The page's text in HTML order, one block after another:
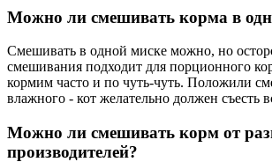
Можно ли смешивать корма в
Смешивать в одной миске можно, но
смешивания подходит для порционного
кормим часто и по чуть-чуть. Положили
влажного - кот желательно должен съесть
Можно ли смешивать корм от
производителей?